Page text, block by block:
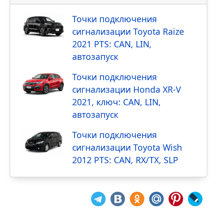
Точки подключения
сигнализации Toyota Raize
2021 PTS: CAN, LIN,
автозапуск
Точки подключения
сигнализации Honda XR-V
2021, ключ: CAN, LIN,
автозапуск
Точки подключения
сигнализации Toyota Wish
2012 PTS: CAN, RX/TX, SLP